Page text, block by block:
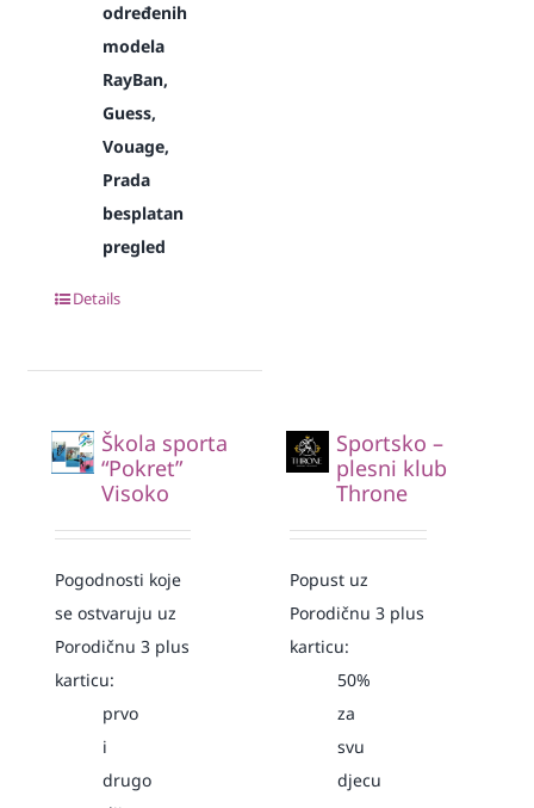
određenih
modela
RayBan,
Guess,
Vouage,
Prada
besplatan
pregled
Details
Škola sporta
“Pokret”
Visoko
Pogodnosti koje
se ostvaruju uz
Porodičnu 3 plus
karticu:
prvo
i
drugo
Sportsko –
plesni klub
Throne
Popust uz
Porodičnu 3 plus
karticu:
50%
za
svu
djecu